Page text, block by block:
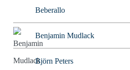
Beberallo
Benjamin Mudlack
Björn Peters